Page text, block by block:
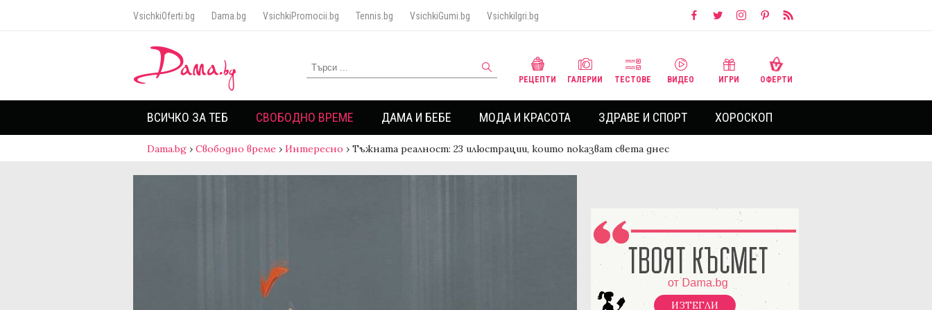
VsichkiOferti.bg Dama.bg VsichkiPromocii.bg Tennis.bg VsichkiGumi.bg VsichkiIgri.bg
РЕЦЕПТИ ГАЛЕРИИ ТЕСТОВЕ ВИДЕО ИГРИ ОФЕРТИ
ВСИЧКО ЗА ТЕБ СВОБОДНО ВРЕМЕ ДАМА И БЕБЕ МОДА И КРАСОТА ЗДРАВЕ И СПОРТ ХОРОСКОП
Dama.bg › Свободно време › Интересно › Тъжната реалност: 23 илюстрации, които показват света днес
ИЗТЕГЛИ